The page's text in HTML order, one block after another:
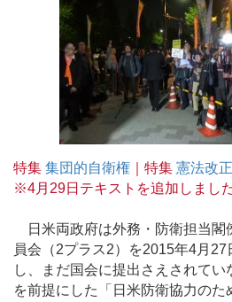
特集 集団的自衛権 ｜特集 憲法改正
※4月29日テキストを追加しました
日米両政府は外務・防衛担当閣
員会（2プラス2）を2015年4月
し、まだ国会に提出さえされて
を前提にした「日米防衛協力のた